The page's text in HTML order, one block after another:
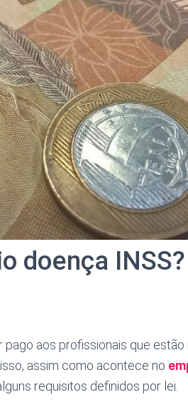
doença
pago aos profissionais que
assim como acontece no
requisitos definidos por lei.